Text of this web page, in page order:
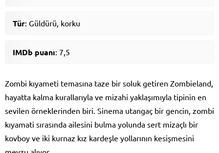
Tür: Güldürü, korku
IMDb puanı: 7,5
Zombi kıyameti temasına taze bir soluk getiren Zombieland,
hayatta kalma kurallarıyla ve mizahi yaklaşımıyla tipinin en
sevilen örneklerinden biri. Sinema utangaç bir gencin, zombi
kıyamati sırasında ailesini bulma yolunda sert mizaçlı bir
kovboy ve iki kurnaz kız kardeşle yollarının kesişmesini